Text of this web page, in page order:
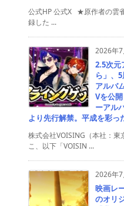
公式HP 公式X ★原作者の雲
録した ...
2026年7
2.5次元
ら」、
アルバ
Vを公
ーアル
より先行解禁。平成を彩っ
株式会社VOISING（本社：
こ、以下「VOISIN ...
2026年7
映画レ
のオリ